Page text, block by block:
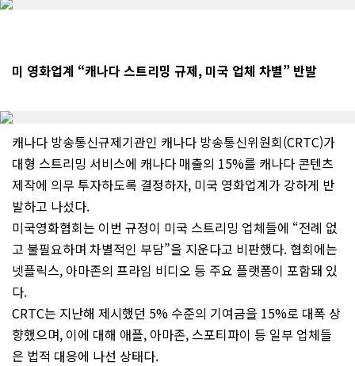
미 영화업계 “캐나다 스트리밍 규제, 미국 업체 차별” 반발
캐나다 방송통신규제기관인 캐나다 방송통신위원회(CRTC)가
대형 스트리밍 서비스에 캐나다 매출의 15%를 캐나다 콘텐츠
제작에 의무 투자하도록 결정하자, 미국 영화업계가 강하게 반
발하고 나섰다.
미국영화협회는 이번 규정이 미국 스트리밍 업체들에 “전례 없
고 불필요하며 차별적인 부담”을 지운다고 비판했다. 협회에는
넷플릭스, 아마존의 프라임 비디오 등 주요 플랫폼이 포함돼 있
다.
CRTC는 지난해 제시했던 5% 수준의 기여금을 15%로 대폭 상
향했으며, 이에 대해 애플, 아마존, 스포티파이 등 일부 업체들
은 법적 대응에 나선 상태다.